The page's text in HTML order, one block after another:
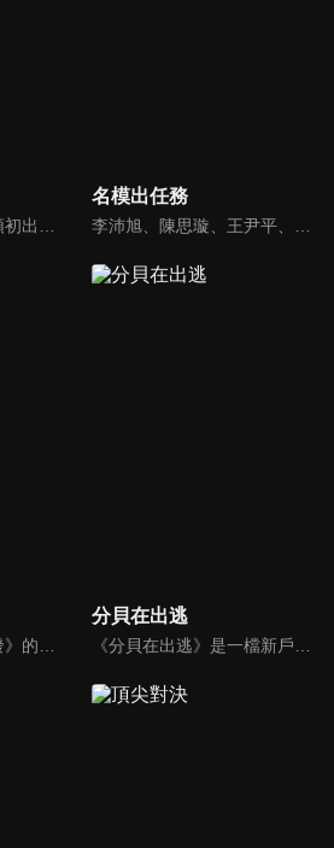
名模出任務
分貝在出逃